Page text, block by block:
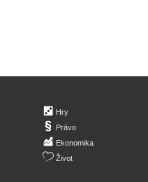
Hry
Právo
Ekonomika
Život